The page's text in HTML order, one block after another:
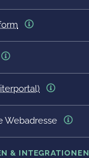
Webadresse
& INTEGRATIONEN